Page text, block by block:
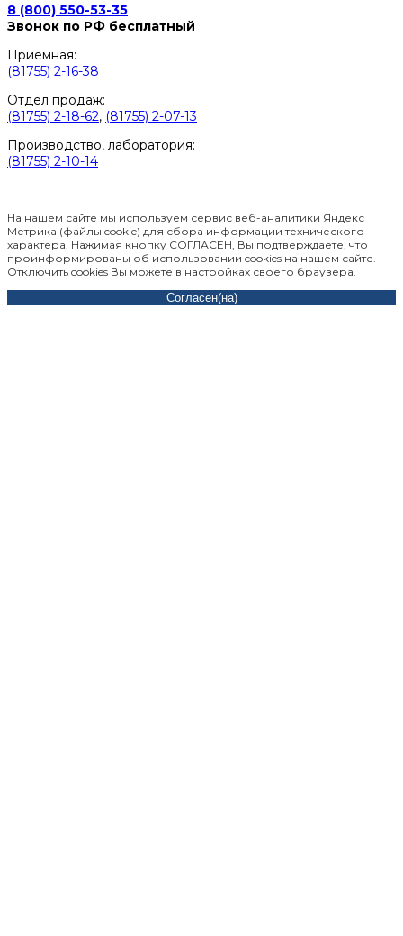
8 (800) 550-53-35
Звонок по РФ бесплатный
Приемная:
(81755) 2-16-38
Отдел продаж:
(81755) 2-18-62, (81755) 2-07-13
Производство, лаборатория:
(81755) 2-10-14
На нашем сайте мы используем сервис веб-аналитики Яндекс
Метрика (файлы cookie) для сбора информации технического
характера. Нажимая кнопку СОГЛАСЕН, Вы подтверждаете, что
проинформированы об использовании cookies на нашем сайте.
Отключить cookies Вы можете в настройках своего браузера.
Согласен(на)